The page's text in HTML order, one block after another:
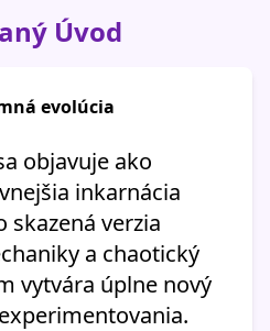
Úvod
evolúcia
objavuje ako
inkarnácia
skazená verzia
a chaotický
vytvára úplne nový